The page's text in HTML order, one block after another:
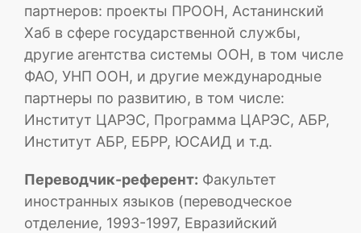
партнеров: проекты ПРООН, Астанинский
Хаб в сфере государственной службы,
другие агентства системы ООН, в том числе
ФАО, УНП ООН, и другие международные
партнеры по развитию, в том числе:
Институт ЦАРЭС, Программа ЦАРЭС, АБР,
Институт АБР, ЕБРР, ЮСАИД и т.д.
Переводчик-референт: Факультет
иностранных языков (переводческое
отделение, 1993-1997, Евразийский